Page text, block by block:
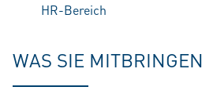
HR-Bereich
WAS SIE